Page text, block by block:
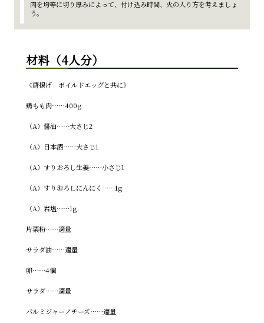
肉を均等に切り厚みによって、付け込み時間、火の入り方を考えましょ
う。
材料（4人分）
《唐揚げ ボイルドエッグと共に》
鶏もも肉……400g
（A）醤油……大さじ2
（A）日本酒……大さじ1
（A）すりおろし生姜……小さじ1
（A）すりおろしにんにく……1g
（A）岩塩……1g
片栗粉……適量
サラダ油……適量
卵……4個
サラダ……適量
パルミジャーノチーズ……適量